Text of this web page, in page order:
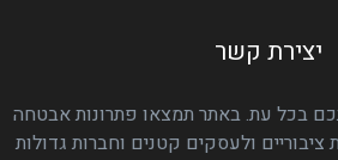
יצירת קשר
בכל עת. באתר תמצאו פתרונות אבטחה
ולעסקים קטנים וחברות גדולות